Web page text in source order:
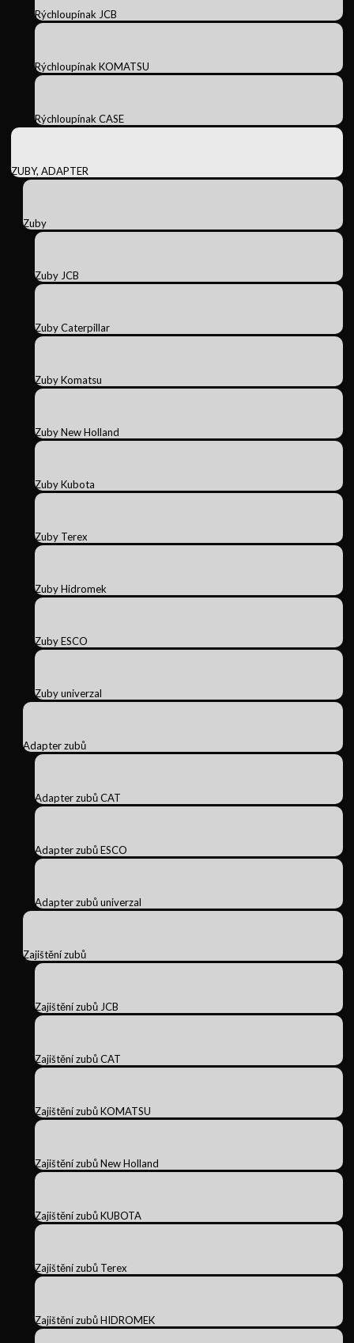
Rýchloupínak JCB
Rýchloupínak KOMATSU
Rýchloupínak CASE
ZUBY, ADAPTER
Zuby
Zuby JCB
Zuby Caterpillar
Zuby Komatsu
Zuby New Holland
Zuby Kubota
Zuby Terex
Zuby Hidromek
Zuby ESCO
Zuby univerzal
Adapter zubů
Adapter zubů CAT
Adapter zubů ESCO
Adapter zubů univerzal
Zajištění zubů
Zajištění zubů JCB
Zajištění zubů CAT
Zajištění zubů KOMATSU
Zajištění zubů New Holland
Zajištění zubů KUBOTA
Zajištění zubů Terex
Zajištění zubů HIDROMEK